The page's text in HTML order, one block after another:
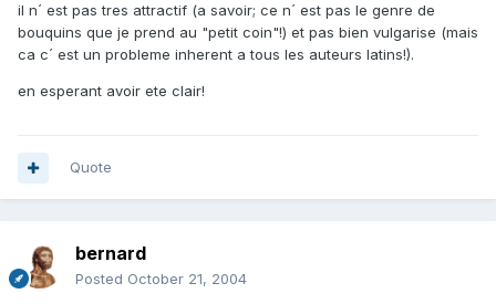
il n´ est pas tres attractif (a savoir; ce n´ est pas le genre de
bouquins que je prend au "petit coin"!) et pas bien vulgarise (mais
ca c´ est un probleme inherent a tous les auteurs latins!).
en esperant avoir ete clair!
Quote
bernard
Posted October 21, 2004